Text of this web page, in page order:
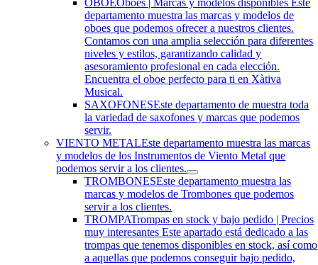
OBOEOboes | Marcas y modelos disponibles Este
departamento muestra las marcas y modelos de
oboes que podemos ofrecer a nuestros clientes.
Contamos con una amplia selección para diferentes
niveles y estilos, garantizando calidad y
asesoramiento profesional en cada elección.
Encuentra el oboe perfecto para ti en Xàtiva
Musical.
SAXOFONESEste departamento de muestra toda
la variedad de saxofones y marcas que podemos
servir.
VIENTO METALEste departamento muestra las marcas
y modelos de los Instrumentos de Viento Metal que
podemos servir a los clientes.
TROMBONESEste departamento muestra las
marcas y modelos de Trombones que podemos
servir a los clientes.
TROMPATrompas en stock y bajo pedido | Precios
muy interesantes Este apartado está dedicado a las
trompas que tenemos disponibles en stock, así como
a aquellas que podemos conseguir bajo pedido,